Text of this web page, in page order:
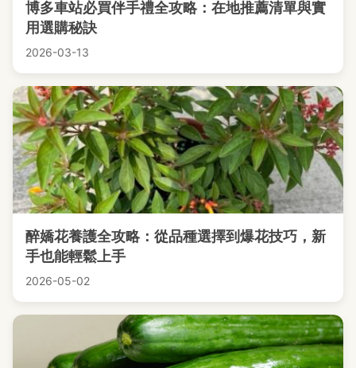
博多車站必買伴手禮全攻略：在地推薦清單與實
用選購秘訣
2026-03-13
醉嬌花養護全攻略：從品種選擇到爆花技巧，新
手也能輕鬆上手
2026-05-02